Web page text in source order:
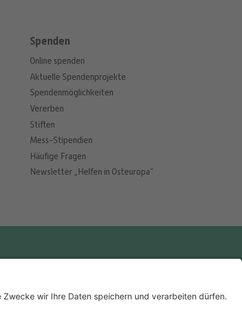
Spenden
Online spenden
Aktuelle Spendenprojekte
Spendenmöglichkeiten
Vererben
Stiften
Mess-Stipendien
Häufige Fragen
Newsletter „Helfen in Osteuropa“
Datenschutzerklärung
Datenschutz-Optionen